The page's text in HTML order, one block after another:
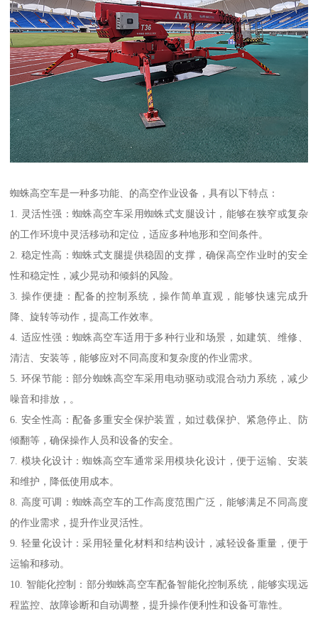
蜘蛛高空车是一种多功能、的高空作业设备，具有以下特点：
1. 灵活性强：蜘蛛高空车采用蜘蛛式支腿设计，能够在狭窄或复杂
的工作环境中灵活移动和定位，适应多种地形和空间条件。
2. 稳定性高：蜘蛛式支腿提供稳固的支撑，确保高空作业时的安全
性和稳定性，减少晃动和倾斜的风险。
3. 操作便捷：配备的控制系统，操作简单直观，能够快速完成升
降、旋转等动作，提高工作效率。
4. 适应性强：蜘蛛高空车适用于多种行业和场景，如建筑、维修、
清洁、安装等，能够应对不同高度和复杂度的作业需求。
5. 环保节能：部分蜘蛛高空车采用电动驱动或混合动力系统，减少
噪音和排放，。
6. 安全性高：配备多重安全保护装置，如过载保护、紧急停止、防
倾翻等，确保操作人员和设备的安全。
7. 模块化设计：蜘蛛高空车通常采用模块化设计，便于运输、安装
和维护，降低使用成本。
8. 高度可调：蜘蛛高空车的工作高度范围广泛，能够满足不同高度
的作业需求，提升作业灵活性。
9. 轻量化设计：采用轻量化材料和结构设计，减轻设备重量，便于
运输和移动。
10. 智能化控制：部分蜘蛛高空车配备智能化控制系统，能够实现远
程监控、故障诊断和自动调整，提升操作便利性和设备可靠性。